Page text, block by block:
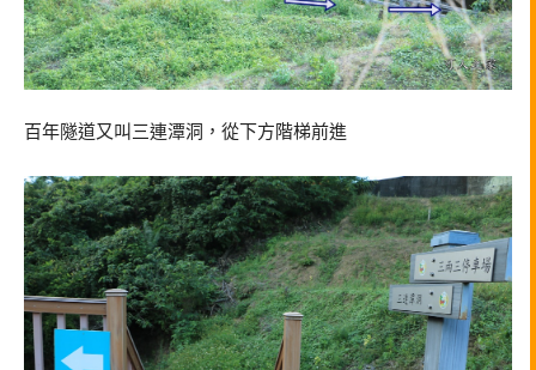
百年隧道又叫三連潭洞，從下方階梯前進